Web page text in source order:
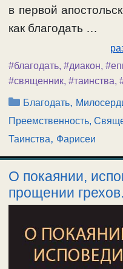
в первой
как благодать …
#благодать, #диакон,
#священник, #таинства,
Рубрики
Благодать,
Преемственность,
Таинства, Фарисеи
О покаянии,
прощении грехов.